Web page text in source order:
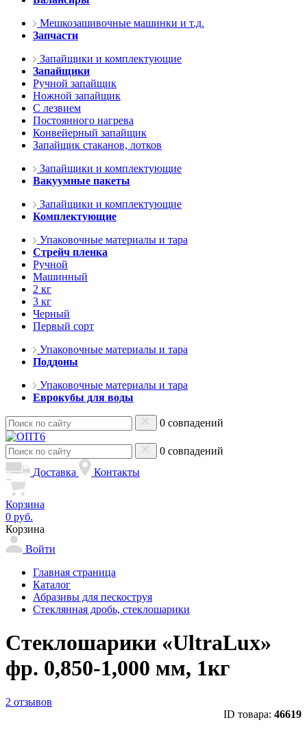
Мешкозашивочные машинки и т.д.
Запчасти
Запайщики и комплектующие
Запайщики
Ручной запайщик
Ножной запайщик
С лезвием
Постоянного нагрева
Конвейерный запайщик
Запайщик стаканов, лотков
Запайщики и комплектующие
Вакуумные пакеты
Запайщики и комплектующие
Комплектующие
Упаковочные материалы и тара
Стрейч пленка
Ручной
Машинный
2 кг
3 кг
Черный
Первый сорт
Упаковочные материалы и тара
Поддоны
Упаковочные материалы и тара
Еврокубы для воды
0 совпадений
0 совпадений
Доставка
Контакты
Корзина
0 руб.
Корзина
Войти
Главная страница
Каталог
Абразивы для пескоструя
Стеклянная дробь, стеклошарики
Стеклошарики «UltraLux»
фр. 0,850-1,000 мм, 1кг
2 отзывов
ID товара: 46619